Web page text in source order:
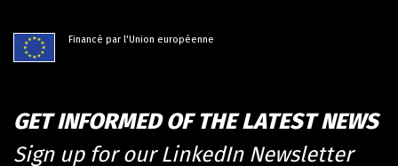
Financé par l'Union européenne
GET INFORMED OF THE LATEST NEWS
Sign up for our LinkedIn Newsletter